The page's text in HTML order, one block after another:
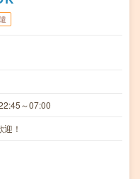
～07:00
！